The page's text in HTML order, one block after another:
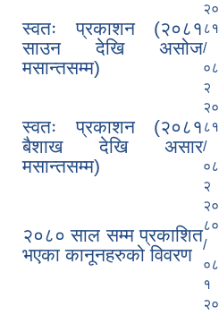
स्वतः प्रकाशन (२०८१
साउन देखि असोज
मसान्तसम्म)
२०
८१
/
०८
२
स्वतः प्रकाशन (२०८१
बैशाख देखि असार
मसान्तसम्म)
२०
८१
/
०८
२
२०८० साल सम्म प्रकाशित
भएका कानूनहरुको विवरण
२०
८०
/
०८
१
२०